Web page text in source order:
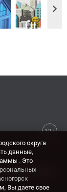
12+
Красногорск,
округа
данные,
. Это
Вы даете свое